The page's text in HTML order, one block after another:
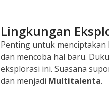
Lingkungan
Penting untuk
dan mencoba hal baru.
eksplorasi ini. Suasana
dan menjadi Multitalenta.